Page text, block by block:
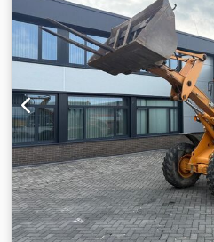
Växellåda: Full Powershift 19+6
400 L Radio: ? Luftfjädrad stol:
Däckdimensioner: 600/65R25 +
Mönsterdjup kvar: 60% 90% -
Hydraulsystem: ? Tillverkare på
Tankkapacitet: 8000 L
Högtryckskapacitet: 122 l/min -
Samson Fjärrkontroll: ?